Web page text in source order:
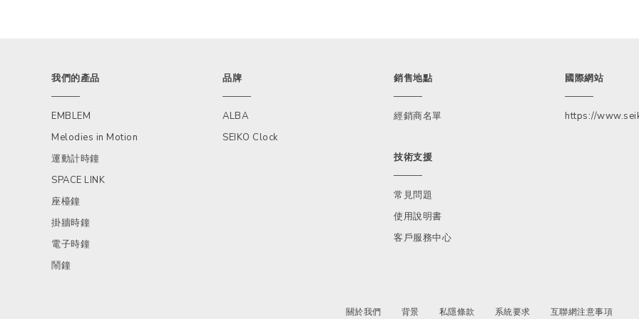
我們的產品
EMBLEM
Melodies in Motion
運動計時鐘
SPACE LINK
座檯鐘
掛牆時鐘
電子時鐘
鬧鐘
品牌
ALBA
SEIKO Clock
銷售地點
經銷商名單
技術支援
常見問題
使用說明書
客戶服務中心
國際網站
https://
關於我們 背景 私隱條款 系統要求 互聯網注意事項